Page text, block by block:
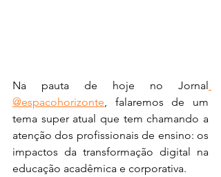
Na pauta de hoje no Jornal
@espacohorizonte, falaremos de um
tema super atual que tem chamando a
atenção dos profissionais de ensino: os
impactos da transformação digital na
educação acadêmica e corporativa.